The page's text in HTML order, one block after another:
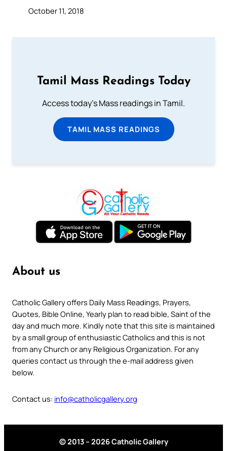
October 11, 2018
Tamil Mass Readings Today
Access today's Mass readings in Tamil.
TAMIL MASS READINGS
About us
Catholic Gallery offers Daily Mass Readings, Prayers,
Quotes, Bible Online, Yearly plan to read bible, Saint of the
day and much more. Kindly note that this site is maintained
by a small group of enthusiastic Catholics and this is not
from any Church or any Religious Organization. For any
queries contact us through the e-mail address given
below.
Contact us: info@catholicgallery.org
© 2013 – 2026 Catholic Gallery